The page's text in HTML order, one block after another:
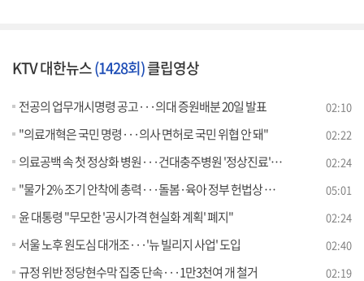
KTV 대한뉴스(1428회)클립영상
전공의 업무개시명령 공고···의대 증원배분 20일 발표 02:10
"의료개혁은 국민 명령···의사 면허로 국민 위협 안 돼" 02:22
의료공백 속 첫 정상화 병원···건대충주병원 '정상진료' 선언 02:24
"물가 2% 조기 안착에 총력···돌봄·육아 정부 헌법상 책무" [뉴스의 맥] 05:01
윤 대통령 "무모한 '공시가격 현실화 계획' 폐지" 02:24
서울 노후 원도심 대개조···'뉴 빌리지 사업' 도입 02:40
규정 위반 정당현수막 집중 단속···1만3천여 개 철거 02:19